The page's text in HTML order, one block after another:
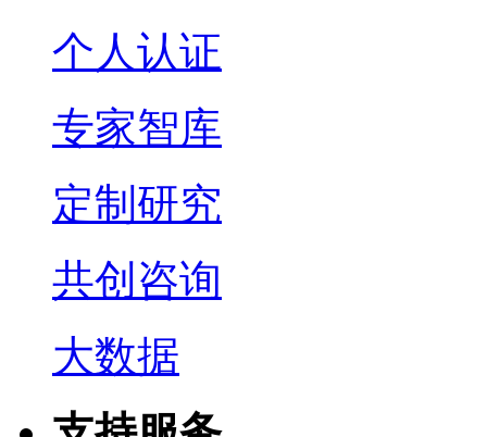
个人认证
专家智库
定制研究
共创咨询
大数据